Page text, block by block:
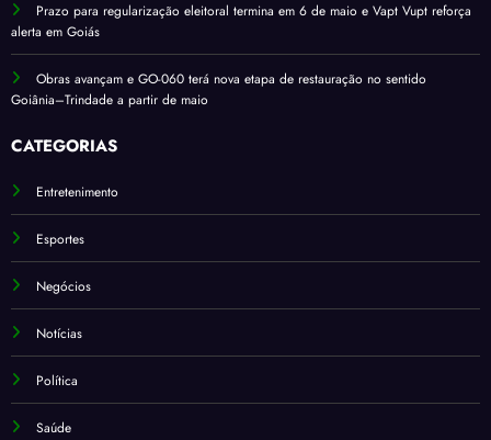
Prazo para regularização eleitoral termina em 6 de maio e Vapt Vupt reforça
alerta em Goiás
Obras avançam e GO-060 terá nova etapa de restauração no sentido
Goiânia–Trindade a partir de maio
CATEGORIAS
Entretenimento
Esportes
Negócios
Notícias
Política
Saúde